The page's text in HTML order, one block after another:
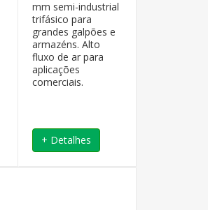
mm semi-industrial
trifásico para
grandes galpões e
armazéns. Alto
fluxo de ar para
aplicações
comerciais.
+ Detalhes